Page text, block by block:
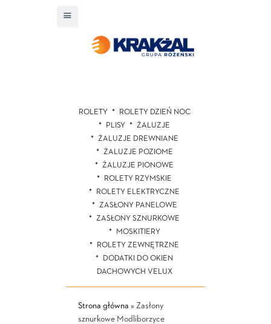
ROLETY
ROLETY DZIEŃ NOC
PLISY
ŻALUZJE
ŻALUZJE DREWNIANE
ŻALUZJE POZIOME
ŻALUZJE PIONOWE
ROLETY RZYMSKIE
ROLETY ELEKTRYCZNE
ZASŁONY PANELOWE
ZASŁONY SZNURKOWE
MOSKITIERY
ROLETY ZEWNĘTRZNE
DODATKI DO OKIEN
DACHOWYCH VELUX
Strona główna » Zasłony
sznurkowe Modliborzyce